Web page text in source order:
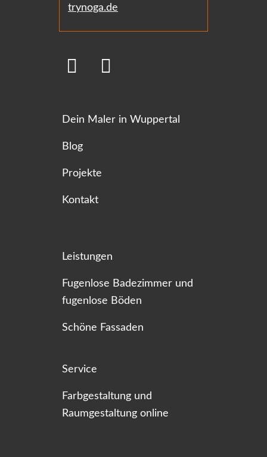
trynoga.de
Dein Maler in Wuppertal
Blog
Projekte
Kontakt
Leistungen
Fugenlose Badezimmer und
fugenlose Böden
Schöne Fassaden
Service
Farbgestaltung und
Raumgestaltung online